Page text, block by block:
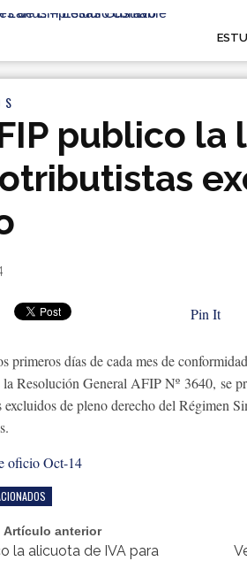
publico la
Pin It
primeros días de cada mes de
Resolución General AFIP Nº 3640, se
excluidos de pleno derecho del Régimen
oficio Oct-14
Artículo anterior
la alicuota de IVA para